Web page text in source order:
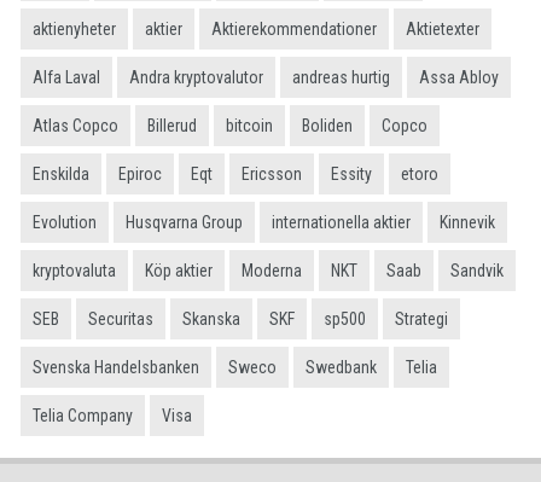
aktienyheter aktier Aktierekommendationer Aktietexter
Alfa Laval Andra kryptovalutor andreas hurtig Assa Abloy
Atlas Copco Billerud bitcoin Boliden Copco
Enskilda Epiroc Eqt Ericsson Essity etoro
Evolution Husqvarna Group internationella aktier Kinnevik
kryptovaluta Köp aktier Moderna NKT Saab Sandvik
SEB Securitas Skanska SKF sp500 Strategi
Svenska Handelsbanken Sweco Swedbank Telia
Telia Company Visa